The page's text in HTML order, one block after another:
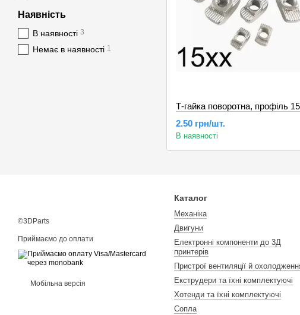
2.50 грн/шт.
В наявності
Наявність
В наявності 3
Немає в наявності 1
©3DParts
Приймаємо до оплати
Мобільна версія
Каталог
Механіка
Двигуни
Електронні компоненти до 3Д
принтерів
Пристрої вентиляції й
Екструдери та їхні комплектуючі
Хотенди та їхні комплектуючі
Сопла